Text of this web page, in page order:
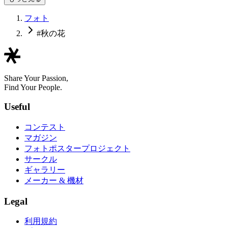
フォト
#秋の花
Share Your Passion,
Find Your People.
Useful
コンテスト
マガジン
フォトポスタープロジェクト
サークル
ギャラリー
メーカー & 機材
Legal
利用規約